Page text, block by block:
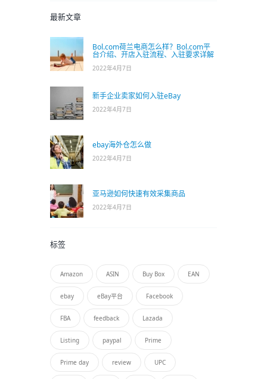
最新文章
Bol.com荷兰电商怎么样？Bol.com平
台介绍、开店入驻流程、入驻要求详解
2022年4月7日
新手企业卖家如何入驻eBay
2022年4月7日
ebay海外仓怎么做
2022年4月7日
亚马逊如何快速有效采集商品
2022年4月7日
标签
Amazon ASIN Buy Box EAN
ebay eBay平台 Facebook
FBA feedback Lazada
Listing paypal Prime
Prime day review UPC